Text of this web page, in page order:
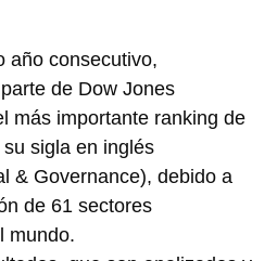
año consecutivo,
de Dow Jones
más importante ranking de
sigla en inglés
& Governance), debido a
de 61 sectores
mundo.